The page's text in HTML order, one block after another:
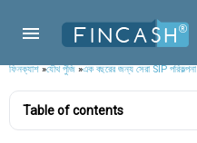
ফিনক্যাশ»যৌথ পুঁজি»এক বছরের জন্য সেরা SIP পরিকল্পনা
Table of contents